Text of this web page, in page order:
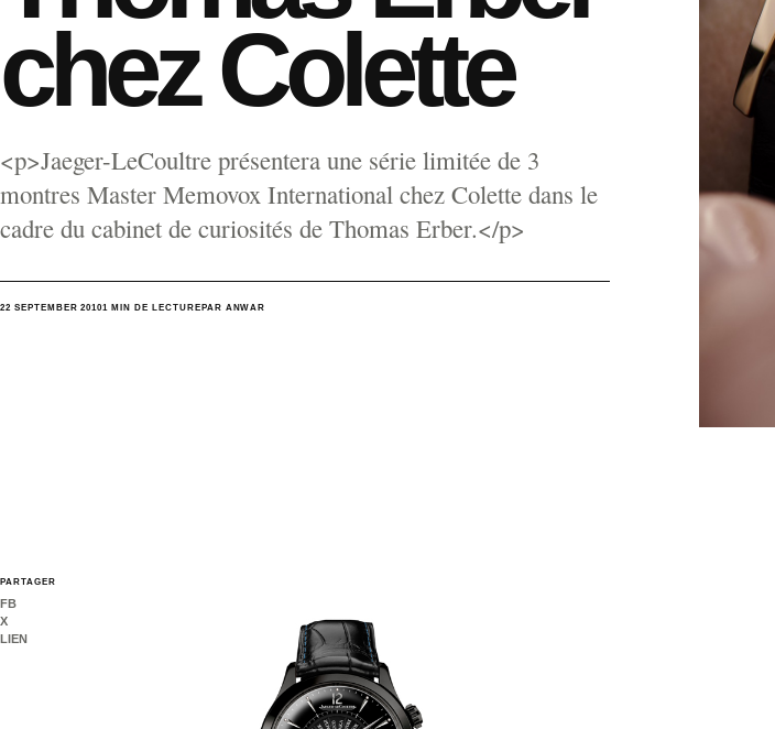
chez Colette
<p>Jaeger-LeCoultre présentera une série limitée de 3
montres Master Memovox International chez Colette dans le
cadre du cabinet de curiosités de Thomas Erber.</p>
22 SEPTEMBER 20101 MIN DE LECTURE PAR ANWAR
PARTAGER
FB
X
LIEN